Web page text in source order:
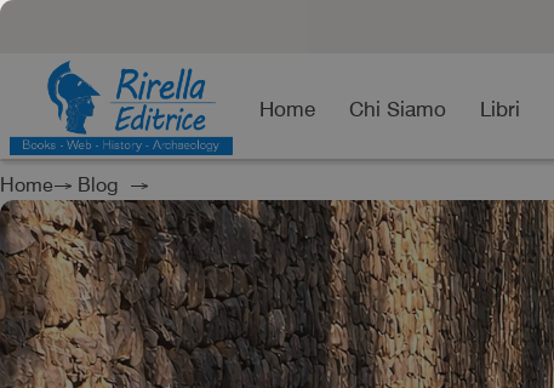
Home Chi Siamo Libri
Home→ Blog →